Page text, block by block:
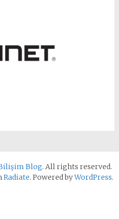
Blog. All rights reserved.
Radiate. Powered byWordPress.